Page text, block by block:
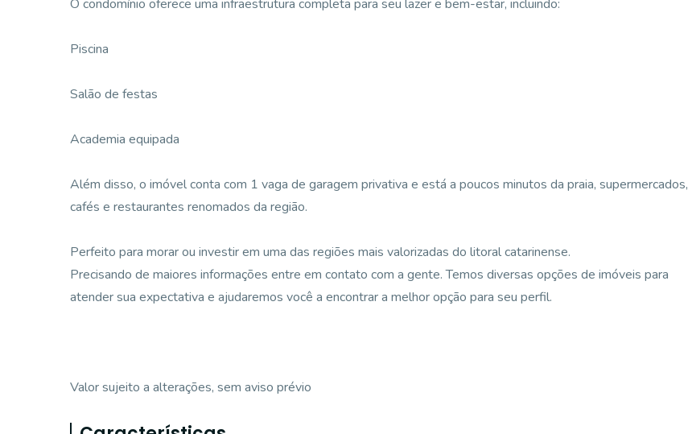
O condomínio oferece uma infraestrutura completa para seu lazer e bem-estar, incluindo:
Piscina
Salão de festas
Academia equipada
Além disso, o imóvel conta com 1 vaga de garagem privativa e está a poucos minutos da praia, supermercados,
cafés e restaurantes renomados da região.
Perfeito para morar ou investir em uma das regiões mais valorizadas do litoral catarinense.
Precisando de maiores informações entre em contato com a gente. Temos diversas opções de imóveis para
atender sua expectativa e ajudaremos você a encontrar a melhor opção para seu perfil.
Valor sujeito a alterações, sem aviso prévio